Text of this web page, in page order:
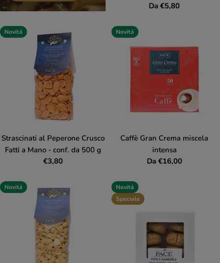
Prezzo
Da €5,80
Novitá
Strascinati al Peperone Crusco
Fatti a Mano - conf. da 500 g
Prezzo
€3,80
Novitá
Caffè Gran Crema miscela
intensa
Prezzo
Da €16,00
Novitá
Novitá
Speciale